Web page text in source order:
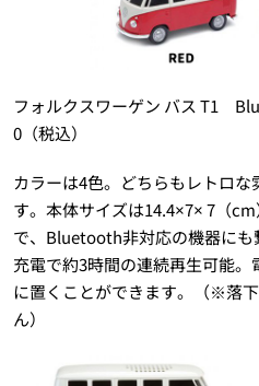
フォルクスワーゲン バス T1
0（税込）
カラーは4色。どちらもレトロ
す。本体サイズは14.4×7× 7（
で、Bluetooth非対応の機器にも
充電で約3時間の連続再生可能
に置くことができます。（※落
ん）